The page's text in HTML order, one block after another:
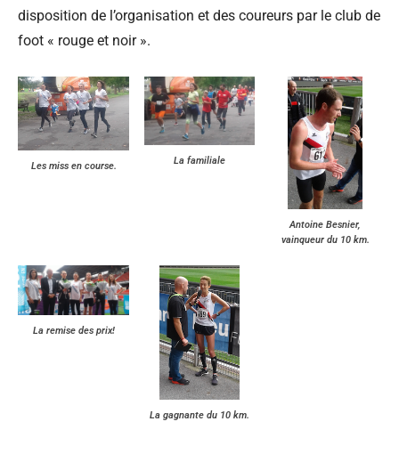
disposition de l’organisation et des coureurs par le club de
foot « rouge et noir ».
Les miss en course. La familiale
Antoine Besnier,
vainqueur du 10 km.
La remise des prix!
La gagnante du 10 km.